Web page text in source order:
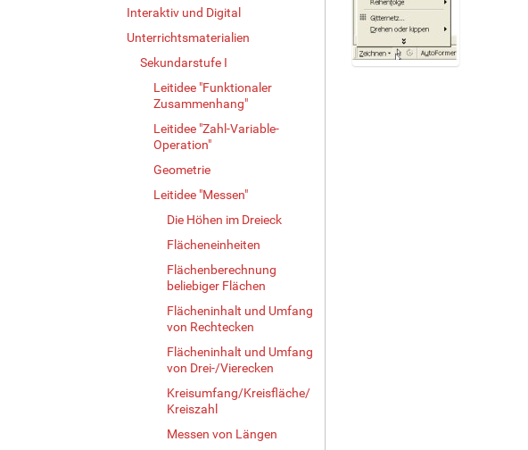
Interaktiv und Digital
Unterrichtsmaterialien
Sekundarstufe I
Leitidee "Funktionaler
Zusammenhang"
Leitidee "Zahl-Variable-
Operation"
Geometrie
Leitidee "Messen"
Die Höhen im Dreieck
Flächeneinheiten
Flächenberechnung
beliebiger Flächen
Flächeninhalt und Umfang
von Rechtecken
Flächeninhalt und Umfang
von Drei-/Vierecken
Kreisumfang/Kreisfläche/
Kreiszahl
Messen von Längen